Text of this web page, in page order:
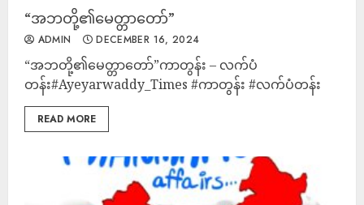
“အဘတို့၏မေတ္တာတော်”
ADMIN DECEMBER 16, 2024
“အဘတို့၏မေတ္တာတော်”ကာတွန်း – လက်ပံ
တန်း#Ayeyarwaddy_Times #ကာတွန်း #လက်ပံတန်း
READ MORE